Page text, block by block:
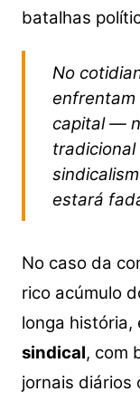
batalhas
No
enfrentam
capital —
tradicional
estará
No caso da
rico acúmulo
longa história,
sindical, com
jornais diários